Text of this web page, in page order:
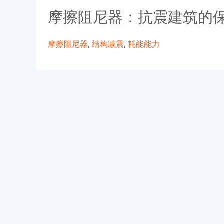
摩擦阻尼器：抗震建筑的
摩擦阻尼器, 结构减震, 耗能能力